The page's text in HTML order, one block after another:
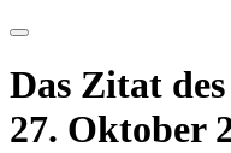
Das Zitat des
27. Oktober